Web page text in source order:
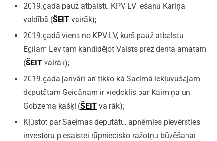
2019.gadā pauž atbalstu KPV LV iešanu Kariņa
valdībā (ŠEIT vairāk);
2019.gadā viens no KPV LV, kurš pauž atbalstu
Egilam Levitam kandidējot Valsts prezidenta amatam
(ŠEIT vairāk);
2019.gada janvārī arī tikko kā Saeimā iekļuvušajam
deputātam Geidānam ir viedoklis par Kaimiņa un
Gobzema kašķi (ŠEITvairāk);
Kļūstot par Saeimas deputātu, apņēmies pievērsties
investoru piesaistei rūpniecisko ražotņu būvēšanai